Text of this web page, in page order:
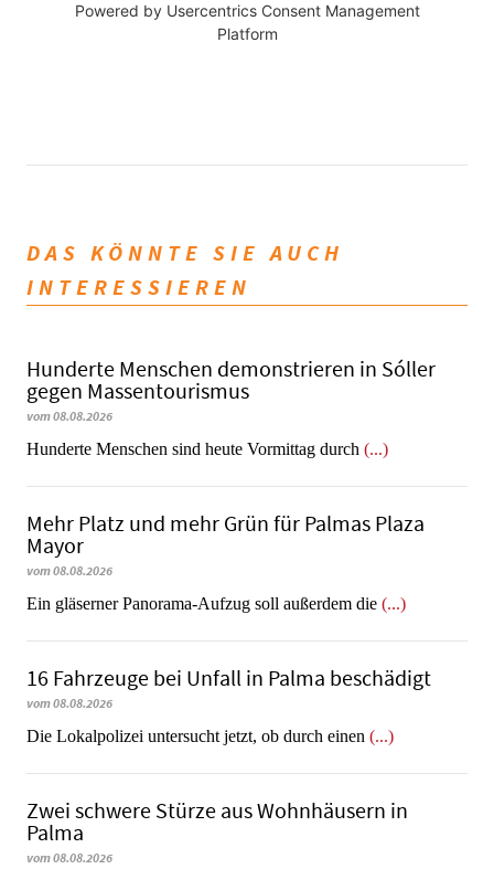
Powered by Usercentrics Consent Management
Platform
DAS KÖNNTE SIE AUCH
INTERESSIEREN
Hunderte Menschen demonstrieren in Sóller
gegen Massentourismus
vom 08.08.2026
Hunderte Menschen sind heute Vormittag durch (...)
Mehr Platz und mehr Grün für Palmas Plaza
Mayor
vom 08.08.2026
Ein gläserner Panorama-Aufzug soll außerdem die (...)
16 Fahrzeuge bei Unfall in Palma beschädigt
vom 08.08.2026
Die Lokalpolizei untersucht jetzt, ob durch einen (...)
Zwei schwere Stürze aus Wohnhäusern in
Palma
vom 08.08.2026